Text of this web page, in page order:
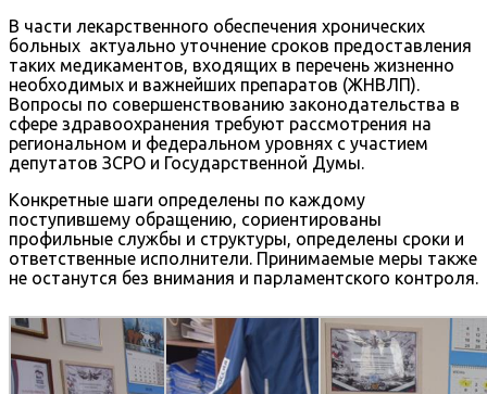
В части лекарственного обеспечения хронических
больных актуально уточнение сроков предоставления
таких медикаментов, входящих в перечень жизненно
необходимых и важнейших препаратов (ЖНВЛП).
Вопросы по совершенствованию законодательства в
сфере здравоохранения требуют рассмотрения на
региональном и федеральном уровнях с участием
депутатов ЗСРО и Государственной Думы.
Конкретные шаги определены по каждому
поступившему обращению, сориентированы
профильные службы и структуры, определены сроки и
ответственные исполнители. Принимаемые меры также
не останутся без внимания и парламентского контроля.